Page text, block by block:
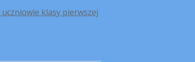
klasy pierwszej